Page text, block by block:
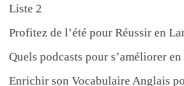
Liste 2
Profitez de l’été pour Réussir en
Quels podcasts pour s’améliorer
Enrichir son Vocabulaire Anglais